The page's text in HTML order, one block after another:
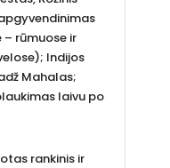
rūmuose ir
Indijos
Mahalas;
laivu po
rankinis ir